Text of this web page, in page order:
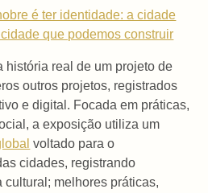
é ter identidade: a cidade
que podemos construir
história real de um projeto de
outros projetos, registrados
e digital. Focada em práticas,
a exposição utiliza um
voltado para o
cidades, registrando
cultural; melhores práticas,